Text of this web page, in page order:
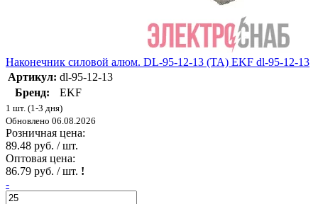
Наконечник силовой алюм. DL-95-12-13 (ТА) EKF dl-95-12-13
Артикул: dl-95-12-13
Бренд:
EKF
1 шт. (1-3 дня)
Обновлено 06.08.2026
Розничная цена:
89.48 руб. / шт.
Оптовая цена:
86.79 руб. / шт. !
-